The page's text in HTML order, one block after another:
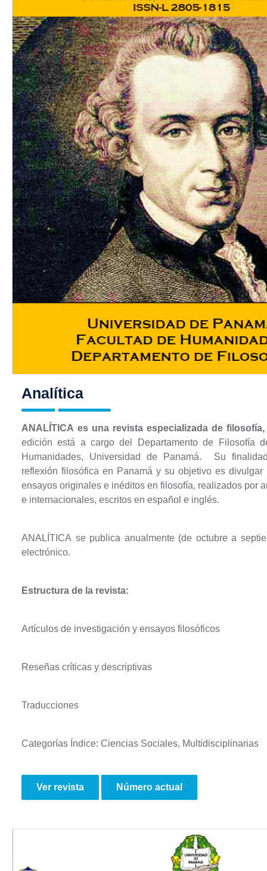
Analítica
ANALÍTICA es una revista especializada de
edición está a cargo del Departamento de Filosofía
Humanidades, Universidad de Panamá. Su
reflexión filosófica en Panamá y su objetivo es divulgar
ensayos originales e inéditos en filosofía, realizados por
e internacionales, escritos en español e inglés.
ANALÍTICA se publica anualmente (de octubre a
electrónico.
Estructura de la revista:
Artículos de investigación y ensayos filosóficos
Reseñas críticas y descriptivas
Traducciones
Categorías Índice: Ciencias Sociales, Multidisciplinarias
Ver revista Número actual